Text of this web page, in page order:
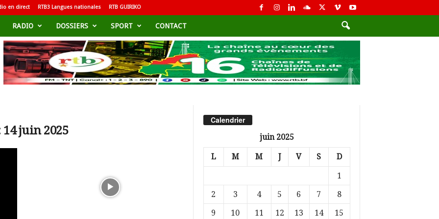
en direct RTB3 Langues nationales RTB GUIRIKO
RADIO DOSSIERS SPORT CONTACT
juin 2025
Calendrier
juin 2025
L M M J V S D
1
2
3 4 5 6 7
8
9
10 11 12 13 14
15